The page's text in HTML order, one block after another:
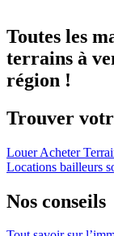
Toutes les
terrains à
région !
Trouver
LouerAcheter
Locations bailleurs
Nos conseils